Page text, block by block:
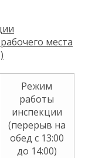
места
Режим
работы
инспекции
(перерыв на
обед с 13:00
до 14:00)